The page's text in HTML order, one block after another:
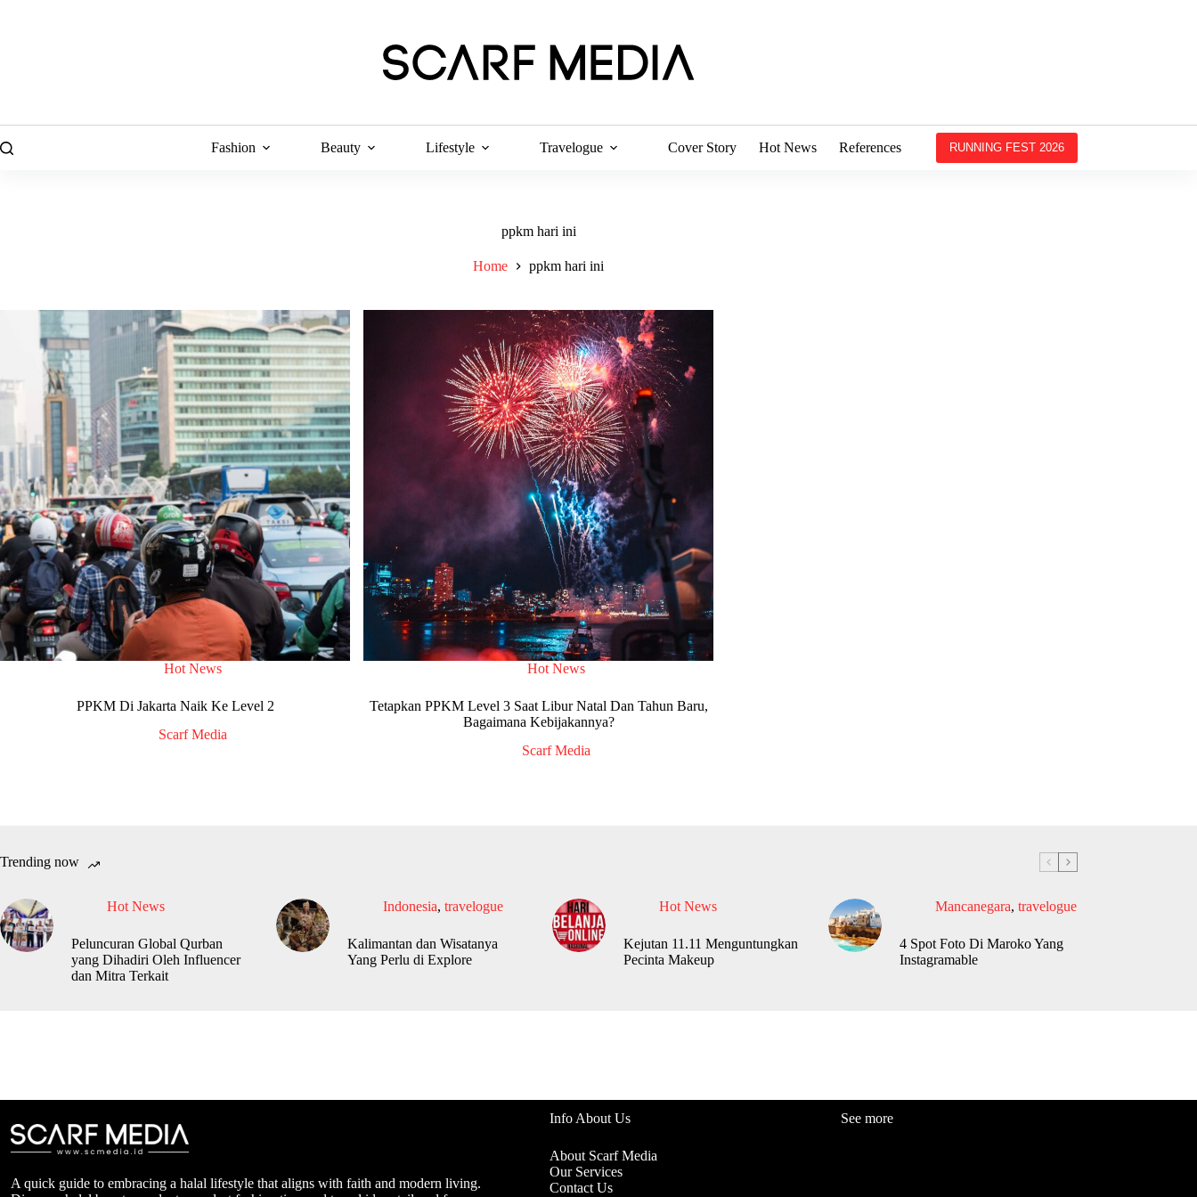
Fashion Beauty Lifestyle Travelogue Cover Story Hot News References RUNNING FEST 2026
ppkm hari ini
Home ppkm hari ini
Hot News
PPKM Di Jakarta Naik Ke Level 2
Scarf Media
Hot News
Tetapkan PPKM Level 3 Saat Libur Natal Dan Tahun Baru,
Bagaimana Kebijakannya?
Scarf Media
Trending now
Hot News
Peluncuran Global Qurban
yang Dihadiri Oleh Influencer
dan Mitra Terkait
Indonesia, travelogue
Kalimantan dan Wisatanya
Yang Perlu di Explore
Hot News
Kejutan 11.11 Menguntungkan
Pecinta Makeup
Mancanegara, travelogue
4 Spot Foto Di Maroko Yang
Instagramable
A quick guide to embracing a halal lifestyle that aligns with faith and modern living.
Info About Us
About Scarf Media
Our Services
Contact Us
See more